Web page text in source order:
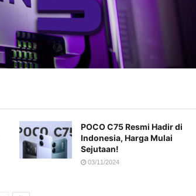
POCO C75 Resmi Hadir di
Indonesia, Harga Mulai
Sejutaan!
03/11/2024